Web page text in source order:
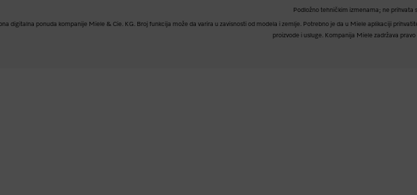
Podložno tehničkim izmenama; ne prihvata
digitalna ponuda kompanije Miele & Cie. KG. Broj funkcija može da varira u zavisnosti od modela i zemlje. Potrebno je da u Miele aplikaciji
proizvode i usluge. Kompanija Miele zadržava